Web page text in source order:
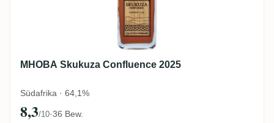
MHOBA Skukuza Confluence 2025
Südafrika · 64,1%
8,3/10·36 Bew.